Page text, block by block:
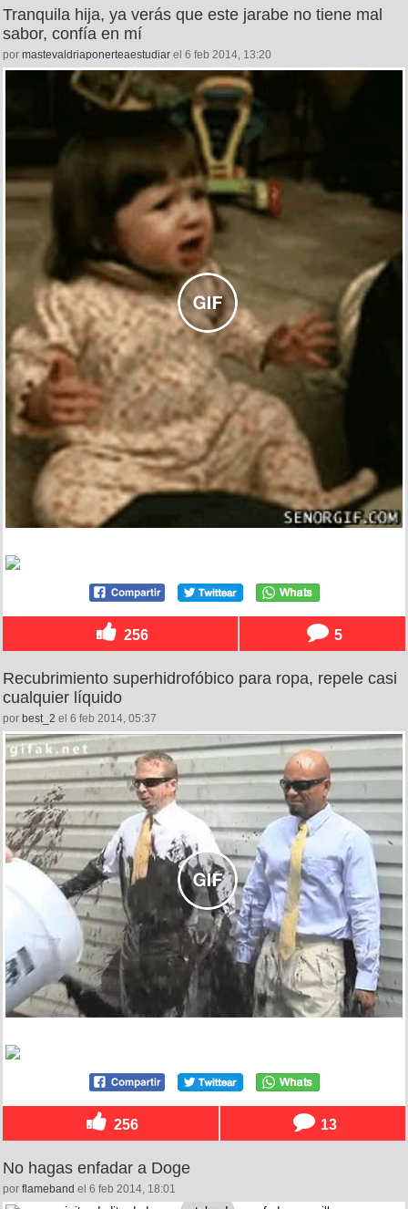
Tranquila hija, ya verás que este jarabe no tiene mal
sabor, confía en mí
por mastevaldriaponerteaestudiar el 6 feb 2014, 13:20
256 5
Recubrimiento superhidrofóbico para ropa, repele casi
cualquier líquido
por best_2 el 6 feb 2014, 05:37
256 13
No hagas enfadar a Doge
por flameband el 6 feb 2014, 18:01